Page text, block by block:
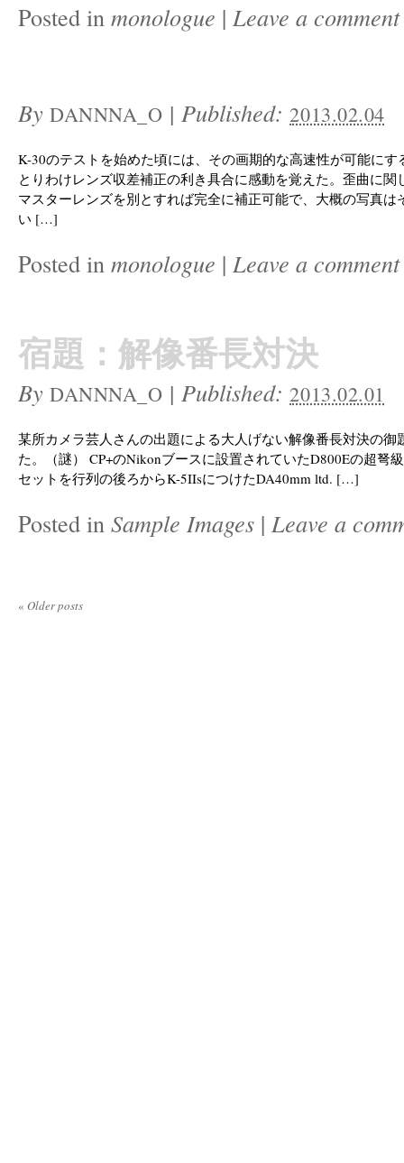
Posted in monologue | Leave a comment
By DANNNA_O |Published:2013.02.04
K-30のテストを始めた頃には、その画期的な高速性が可能にす
とりわけレンズ収差補正の利き具合に感動を覚えた。歪曲に関
マスターレンズを別とすれば完全に補正可能で、大概の写真は
い […]
Posted in monologue | Leave a comment
宿題：解像番長対決
By DANNNA_O |Published:2013.02.01
某所カメラ芸人さんの出題による大人げない解像番長対決の御
た。（謎） CP+のNikonブースに設置されていたD800Eの超弩
セットを行列の後ろからK-5IIsにつけたDA40mm ltd. […]
Posted in Sample Images | Leave a
« Older posts